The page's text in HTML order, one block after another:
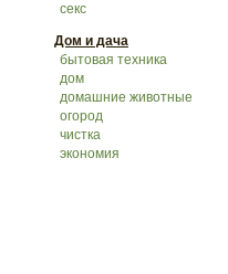
секс
Дом и дача
бытовая техника
дом
домашние животные
огород
чистка
экономия